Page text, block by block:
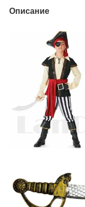
Описание